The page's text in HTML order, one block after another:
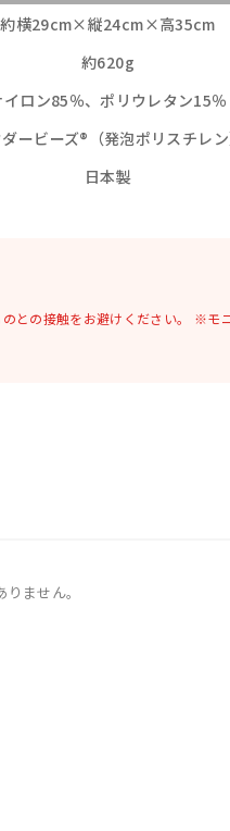
約横29cm×縦24cm×高35cm
約620g
イロン85％、ポリウレタン15％
ービーズ®（発泡ポリスチレ
日本製
との接触をお避けください。 ※モ
ません。